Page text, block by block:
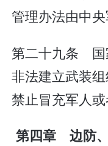
管理办法由中央
第二十九条 国
非法建立武装
禁止冒充军人或
第四章 边防